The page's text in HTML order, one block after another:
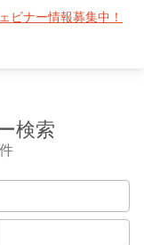
ビナー情報募集中！
検索